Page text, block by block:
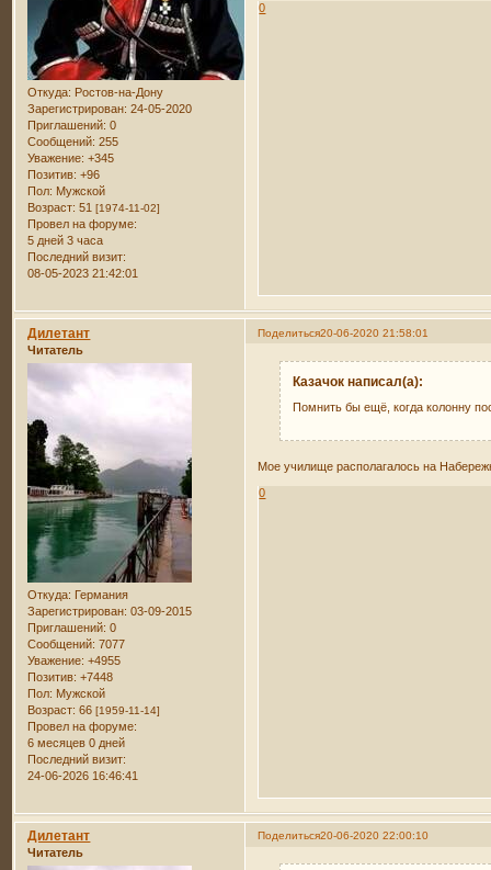
Откуда: Ростов-на-Дону
Зарегистрирован: 24-05-2020
Приглашений: 0
Сообщений: 255
Уважение: +345
Позитив: +96
Пол: Мужской
Возраст: 51[1974-11-02]
Провел на форуме:
5 дней 3 часа
Последний визит:
08-05-2023 21:42:01
0
Поделиться20-06-2020 21:58:01
Дилетант
Читатель
Откуда: Германия
Зарегистрирован: 03-09-2015
Приглашений: 0
Сообщений: 7077
Уважение: +4955
Позитив: +7448
Пол: Мужской
Возраст: 66[1959-11-14]
Провел на форуме:
6 месяцев 0 дней
Последний визит:
24-06-2026 16:46:41
Казачок написал(а):
Помнить бы ещё, когда колонну
Мое училище располагалось на
0
Поделиться20-06-2020 22:00:10
Дилетант
Читатель